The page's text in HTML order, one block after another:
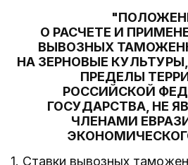
О РАСЧЕТЕ И
ВЫВОЗНЫХ
НА ЗЕРНОВЫЕ
ПРЕДЕЛЫ
РОССИЙСКОЙ
ГОСУДАРСТВА, НЕ
ЧЛЕНАМИ
1. Ставки вывозных